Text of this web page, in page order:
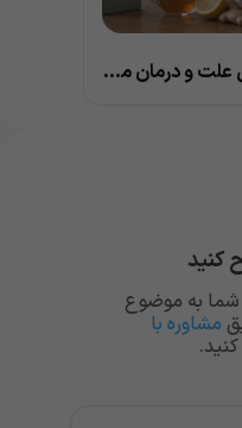
درمان سرفه خشک؛ بررسی علت و درمان مناسب با متخصص
کنید
شما به موضوع
مشاوره با